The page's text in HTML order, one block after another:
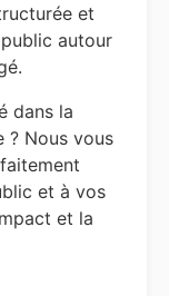
et
autour
dans la
? Nous vous
et à vos
et la